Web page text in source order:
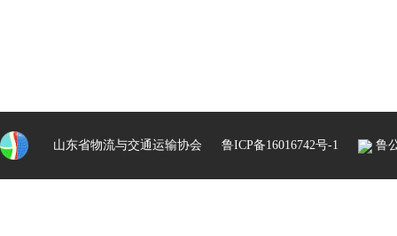
山东省物流与交通运输协会 鲁ICP备16016742号-1 鲁